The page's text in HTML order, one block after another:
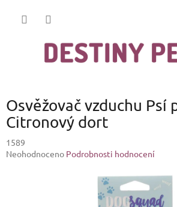
Osvěžovač vzduchu Psí
Citronový dort
1589
Průměrné
Neohodnoceno Podrobnosti hodnocení